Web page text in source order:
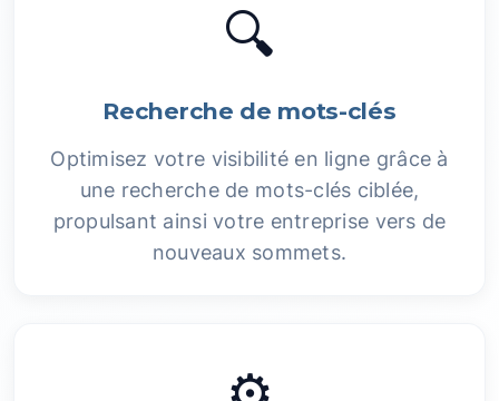
🔍
Recherche de mots-clés
Optimisez votre visibilité en ligne grâce à
une recherche de mots-clés ciblée,
propulsant ainsi votre entreprise vers de
nouveaux sommets.